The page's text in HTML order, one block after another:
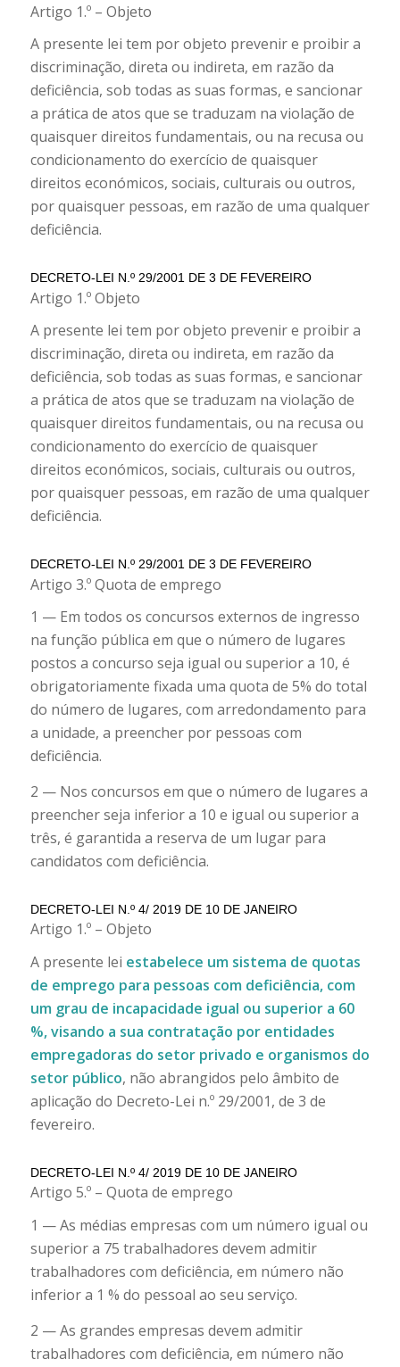
Artigo 1.º – Objeto
A presente lei tem por objeto prevenir e proibir a
discriminação, direta ou indireta, em razão da
deficiência, sob todas as suas formas, e sancionar
a prática de atos que se traduzam na violação de
quaisquer direitos fundamentais, ou na recusa ou
condicionamento do exercício de quaisquer
direitos económicos, sociais, culturais ou outros,
por quaisquer pessoas, em razão de uma qualquer
deficiência.
DECRETO-LEI N.º 29/2001 DE 3 DE FEVEREIRO
Artigo 1.º Objeto
A presente lei tem por objeto prevenir e proibir a
discriminação, direta ou indireta, em razão da
deficiência, sob todas as suas formas, e sancionar
a prática de atos que se traduzam na violação de
quaisquer direitos fundamentais, ou na recusa ou
condicionamento do exercício de quaisquer
direitos económicos, sociais, culturais ou outros,
por quaisquer pessoas, em razão de uma qualquer
deficiência.
DECRETO-LEI N.º 29/2001 DE 3 DE FEVEREIRO
Artigo 3.º Quota de emprego
1 — Em todos os concursos externos de ingresso
na função pública em que o número de lugares
postos a concurso seja igual ou superior a 10, é
obrigatoriamente fixada uma quota de 5% do total
do número de lugares, com arredondamento para
a unidade, a preencher por pessoas com
deficiência.
2 — Nos concursos em que o número de lugares a
preencher seja inferior a 10 e igual ou superior a
três, é garantida a reserva de um lugar para
candidatos com deficiência.
DECRETO-LEI N.º 4/ 2019 DE 10 DE JANEIRO
Artigo 1.º – Objeto
A presente lei estabelece um sistema de quotas
de emprego para pessoas com deficiência, com
um grau de incapacidade igual ou superior a 60
%, visando a sua contratação por entidades
empregadoras do setor privado e organismos do
setor público, não abrangidos pelo âmbito de
aplicação do Decreto-Lei n.º 29/2001, de 3 de
fevereiro.
DECRETO-LEI N.º 4/ 2019 DE 10 DE JANEIRO
Artigo 5.º – Quota de emprego
1 — As médias empresas com um número igual ou
superior a 75 trabalhadores devem admitir
trabalhadores com deficiência, em número não
inferior a 1 % do pessoal ao seu serviço.
2 — As grandes empresas devem admitir
trabalhadores com deficiência, em número não